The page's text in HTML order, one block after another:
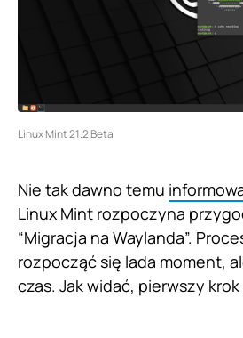
Linux Mint 21.2 Beta
Nie tak dawno temu
Linux Mint rozpoczyna
“Migracja na Waylanda”.
rozpocząć się lada moment,
czas. Jak widać, pierwszy